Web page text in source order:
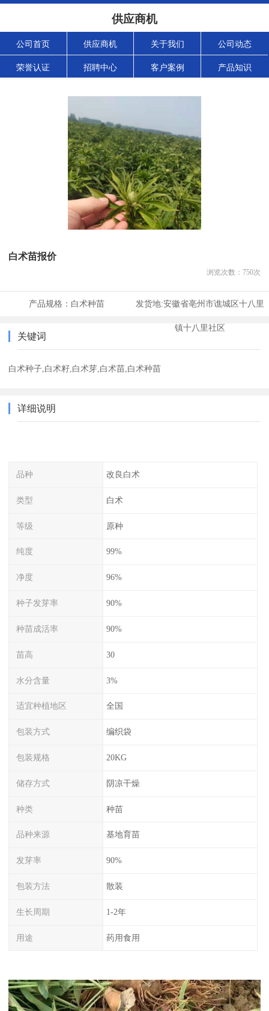
供应商机
公司首页 供应商机 关于我们 公司动态
荣誉认证 招聘中心 客户案例 产品知识
白术苗报价
浏览次数： 750次
产品规格： 白术种苗 发货地:安徽省亳州市谯城区十八里
镇十八里社区
关键词
白术种子,白术籽,白术芽,白术苗,白术种苗
详细说明
品种 改良白术
类型 白术
等级 原种
纯度 99%
净度 96%
种子发芽率 90%
种苗成活率 90%
苗高 30
水分含量 3%
适宜种植地区 全国
包装方式 编织袋
包装规格 20KG
储存方式 阴凉干燥
种类 种苗
品种来源 基地育苗
发芽率 90%
包装方法 散装
生长周期 1-2年
用途 药用食用